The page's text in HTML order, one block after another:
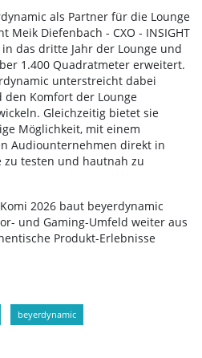
als Partner für die Lounge
Meik Diefenbach - CXO - INSIGHT
das dritte Jahr der Lounge und
1.400 Quadratmeter erweitert.
unterstreicht dabei
Komfort der Lounge
Gleichzeitig bietet sie
Möglichkeit, mit einem
Audiounternehmen direkt in
zu testen und hautnah zu
2026 baut beyerdynamic
und Gaming-Umfeld weiter aus
Produkt-Erlebnisse
beyerdynamic